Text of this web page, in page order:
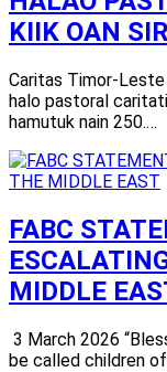
KIIK OAN
Caritas Timor-Leste
halo pastoral
hamutuk nain 250.…
FABC
MIDDLE
3 March 2026
be called children